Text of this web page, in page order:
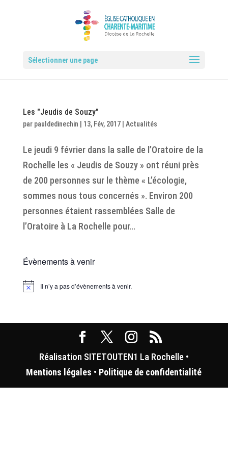
Sélectionner une page
Les "Jeudis de Souzy"
par pauldedinechin 13, Fév, 2017| Actualités
Le jeudi 9 février dans la salle de l’Oratoire de la
Rochelle les « Jeudis de Souzy » ont réuni près
de 200 personnes sur le thème « L’écologie,
sommes nous tous concernés ». Environ 200
personnes étaient rassemblées Salle de
l’Oratoire à La Rochelle pour...
Évènements à venir
Notice Il n’y a pas d’évènements à venir.
Réalisation SITETOUTEN1 La Rochelle •
Mentions légales • Politique de confidentialité